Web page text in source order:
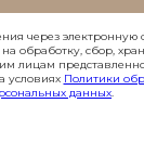
через электронную
на обработку, сбор,
лицам
условиях Политики
данных.